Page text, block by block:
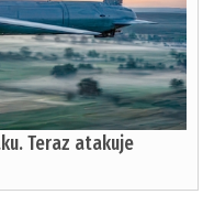
Teraz atakuje